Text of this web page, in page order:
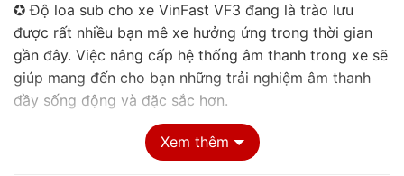
✪ Độ loa sub cho xe VinFast VF3 đang là trào lưu
được rất nhiều bạn mê xe hưởng ứng trong thời gian
gần đây. Việc nâng cấp hệ thống âm thanh trong xe sẽ
giúp mang đến cho bạn những trải nghiệm âm thanh
đầy sống động và đặc sắc hơn.
✪ Các dòng xe đến từ thương hiệu Việt mặc dù đã
được trang bị sẵn hệ thống âm thanh, nhưng nó chưa
Xem thêm